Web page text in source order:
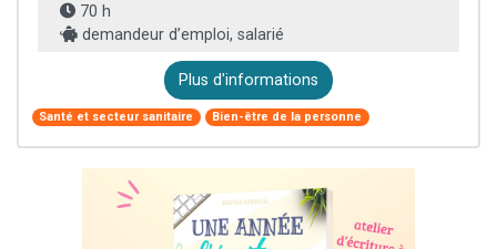
70 h
demandeur d’emploi, salarié
Plus d'informations
Santé et secteur sanitaire Bien-être de la personne